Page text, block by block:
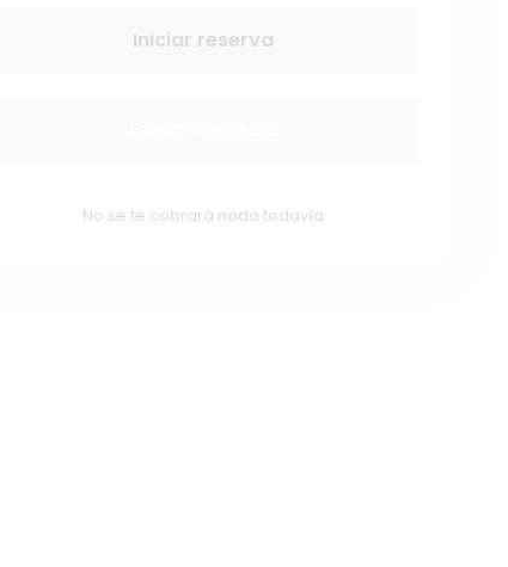
Iniciar reserva
No se te cobrará nada todavía